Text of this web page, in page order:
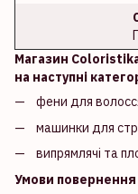
Магазин
на наступні
фени для
машинки для
випрямлячі та
Умови повернення